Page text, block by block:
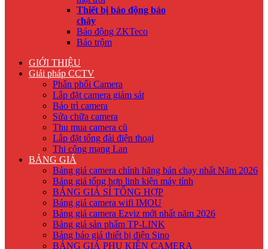
Thiết bị báo động báo
cháy
Báo động ZKTeco
Báo trộm
GIỚI THIỆU
Giải pháp CCTV
Phân phối Camera
Lắp đặt camera giám sát
Bảo trì camera
Sửa chữa camera
Thu mua camera cũ
Lắp đặt tổng đài điện thoại
Thi công mạng Lan
BẢNG GIÁ
Bảng giá camera chính hãng bán chạy nhất Năm 2026
Bảng giá tổng hợp linh kiện máy tính
BẢNG GIÁ SỈ TỔNG HỢP
Bảng giá camera wifi IMOU
Bảng giá camera Ezviz mới nhất năm 2026
Bảng giá sản phẩm TP-LINK
Bảng báo giá thiết bị điện Sino
BẢNG GIÁ PHỤ KIỆN CAMERA